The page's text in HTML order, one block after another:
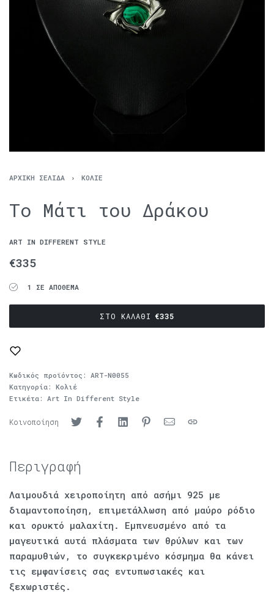
ΑΡΧΙΚΉ ΣΕΛΊΔΑ › ΚΟΛΙΈ
Το Μάτι του Δράκου
ART IN DIFFERENT STYLE
€335
1 ΣΕ ΑΠΌΘΕΜΑ
€335
ΣΤΟ ΚΑΛΆΘΙ
Κωδικός προϊόντος: ART-N0055
Κατηγορία: Κολιέ
Ετικέτα: Art In Different Style
Κοινοποίηση
Περιγραφή
Λαιμουδιά χειροποίητη από ασήμι 925 με
διαμαντοποίηση, επιμετάλλωση από μαύρο ρόδιο
και ορυκτό μαλαχίτη. Εμπνευσμένο από τα
μαγευτικά αυτά πλάσματα των θρύλων και των
παραμυθιών, το συγκεκριμένο κόσμημα θα κάνει
τις εμφανίσεις σας εντυπωσιακές και
ξεχωριστές.